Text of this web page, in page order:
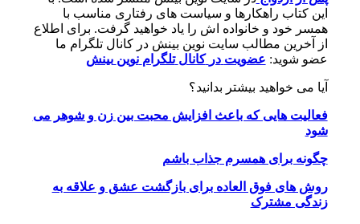
این کتاب راهکارها و سیاست های رفتاری مناسب با
همسر خود و خانواده اش را یاد خواهید گرفت. برای اطلاع
از آخرین مطالب سایت نوین بینش در کانال تلگرام ما
عضو شوید: عضویت در کانال تلگرام نوین بینش
آیا می خواهید بیشتر بدانید؟
فعالیت هایی که باعث افزایش محبت بین زن و شوهر می
شود
چگونه برای همسرم جذاب باشم
روش های فوق العاده برای بازگشت عشق و علاقه به
زندگی مشترک